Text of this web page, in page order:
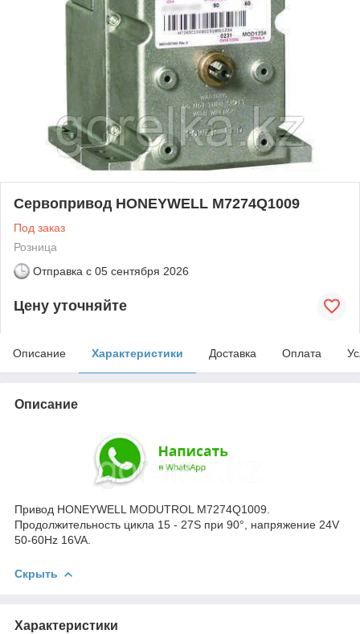
Cервопривод HONEYWELL M7274Q1009
Под заказ
Розница
Отправка с 05 сентября 2026
Цену уточняйте
Описание Характеристики Доставка Оплата
Описание
Привод HONEYWELL MODUTROL M7274Q1009.
Продолжительность цикла 15 - 27S при 90°, напряжение 24V
50-60Hz 16VA.
Скрыть
Характеристики